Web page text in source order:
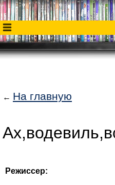
← На главную
Режиссер: